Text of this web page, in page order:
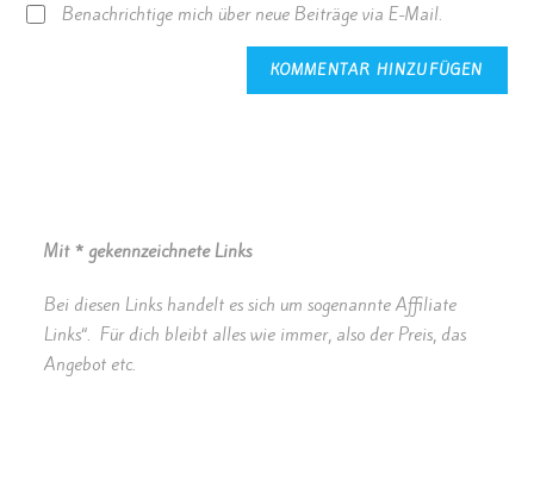
Benachrichtige mich über neue Beiträge via E-Mail.
Mit * gekennzeichnete Links
Bei diesen Links handelt es sich um sogenannte Affiliate
Links“. Für dich bleibt alles wie immer, also der Preis, das
Angebot etc.